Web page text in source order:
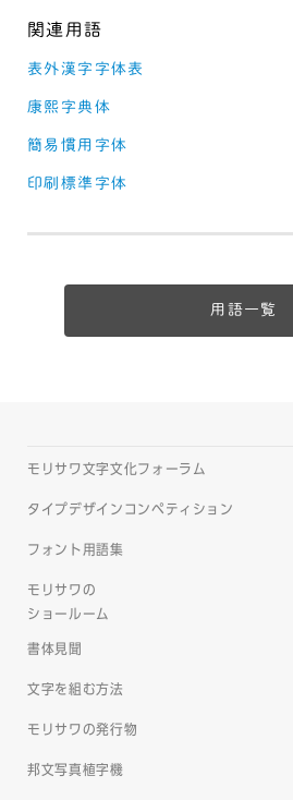
表外漢字字体表
康熙字典体
簡易慣用字体
印刷標準字体
用語一覧
モリサワ文字文化フォーラム
タイプデザインコンペティション
フォント用語集
モリサワの
ショールーム
書体見聞
文字を組む方法
モリサワの発行物
邦文写真植字機